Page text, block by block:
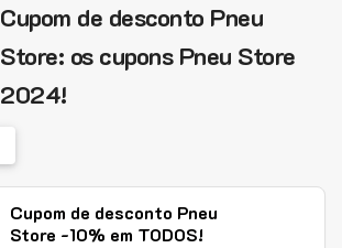
Cupom de desconto Pneu
Store: os cupons Pneu Store
2024!
Cupom de desconto Pneu
Store -10% em TODOS!